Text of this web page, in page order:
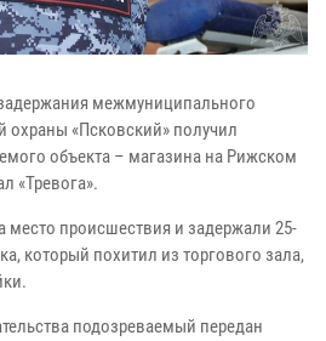
межмуниципального
охраны «Псковский» получил
объекта – магазина на Рижском
«Тревога».
происшествия и задержали 25-
который похитил из торгового зала,
подозреваемый передан